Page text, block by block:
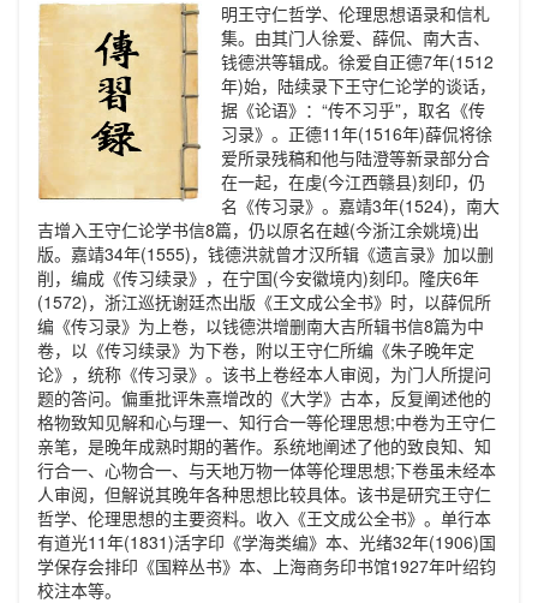
明王守仁哲学、伦理思想语录和信札
集。由其门人徐爱、薛侃、南大吉、
钱德洪等辑成。徐爱自正德7年(1512
年)始，陆续录下王守仁论学的谈话，
据《论语》：“传不习乎”，取名《传
习录》。正德11年(1516年)薛侃将徐
爱所录残稿和他与陆澄等新录部分合
在一起，在虔(今江西赣县)刻印，仍
名《传习录》。嘉靖3年(1524)，南大
吉增入王守仁论学书信8篇，仍以原名在越(今浙江余姚境)出
版。嘉靖34年(1555)，钱德洪就曾才汉所辑《遗言录》加以删
削，编成《传习续录》，在宁国(今安徽境内)刻印。隆庆6年
(1572)，浙江巡抚谢廷杰出版《王文成公全书》时，以薛侃所
编《传习录》为上卷，以钱德洪增删南大吉所辑书信8篇为中
卷，以《传习续录》为下卷，附以王守仁所编《朱子晚年定
论》，统称《传习录》。该书上卷经本人审阅，为门人所提问
题的答问。偏重批评朱熹增改的《大学》古本，反复阐述他的
格物致知见解和心与理一、知行合一等伦理思想;中卷为王守仁
亲笔，是晚年成熟时期的著作。系统地阐述了他的致良知、知
行合一、心物合一、与天地万物一体等伦理思想;下卷虽未经本
人审阅，但解说其晚年各种思想比较具体。该书是研究王守仁
哲学、伦理思想的主要资料。收入《王文成公全书》。单行本
有道光11年(1831)活字印《学海类编》本、光绪32年(1906)国
学保存会排印《国粹丛书》本、上海商务印书馆1927年叶绍钧
校注本等。